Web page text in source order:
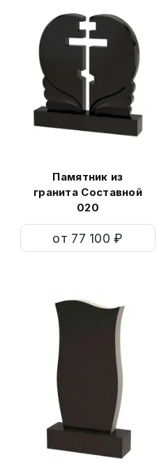
Памятник из
гранита Составной
020
от 77 100 ₽